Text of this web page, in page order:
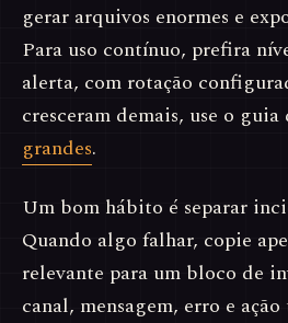
gerar arquivos enormes e
Para uso contínuo, prefira
alerta, com rotação
cresceram demais, use o guia
grandes.
Um bom hábito é separar
Quando algo falhar, copie
relevante para um bloco de
canal, mensagem, erro e